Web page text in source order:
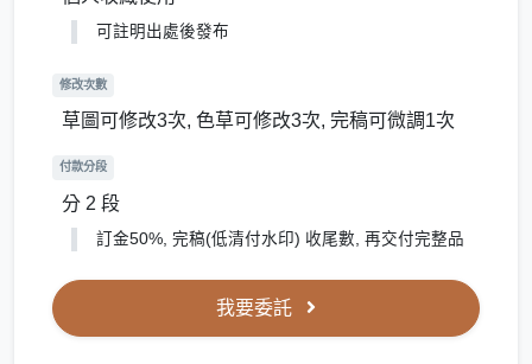
可註明出處後發布
修改次數
草圖可修改3次, 色草可修改3次, 完稿可微調1次
付款分段
分 2 段
訂金50%, 完稿(低清付水印) 收尾數, 再交付完整品
我要委託